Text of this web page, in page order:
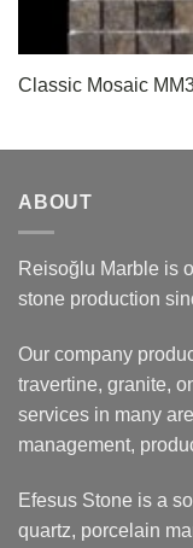
Classic Mosaic
ABOUT
Reisoğlu Marble is
stone production
Our company
travertine, granite,
services in many
management,
Efesus Stone is a
quartz, porcelain